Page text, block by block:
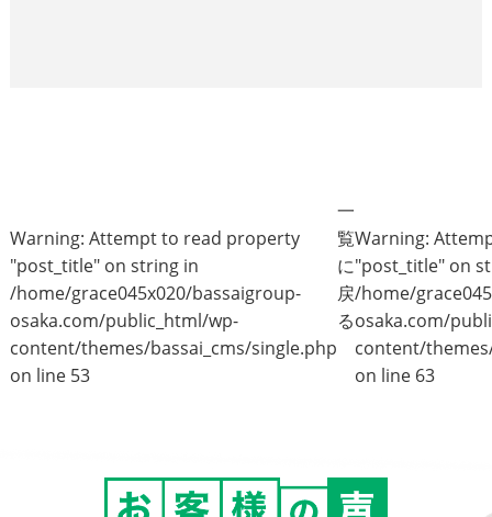
Warning: Attempt to read property
"post_title" on string in
/home/grace045x020/bassaigroup-
osaka.com/public_html/wp-
content/themes/bassai_cms/single.php
on line 53
一
覧
に
戻
る
Warning:
"post_title" on
/home/
osaka.com/
content/
on line 63